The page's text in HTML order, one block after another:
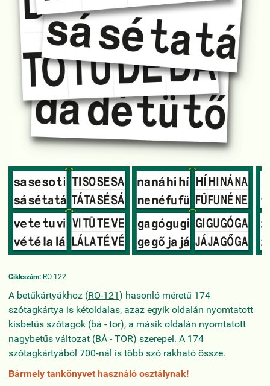
Cikkszám: RO-122
A betűkártyákhoz (RO-121) hasonló méretű 174
szótagkártya is kétoldalas, azaz egyik oldalán nyomtatott
kisbetűs szótagok (bá - tor), a másik oldalán nyomtatott
nagybetűs változat (BÁ - TOR) szerepel. A 174
szótagkártyából 700‑nál is több szó rakható össze.
Bármely tankönyvet használó osztálynak!